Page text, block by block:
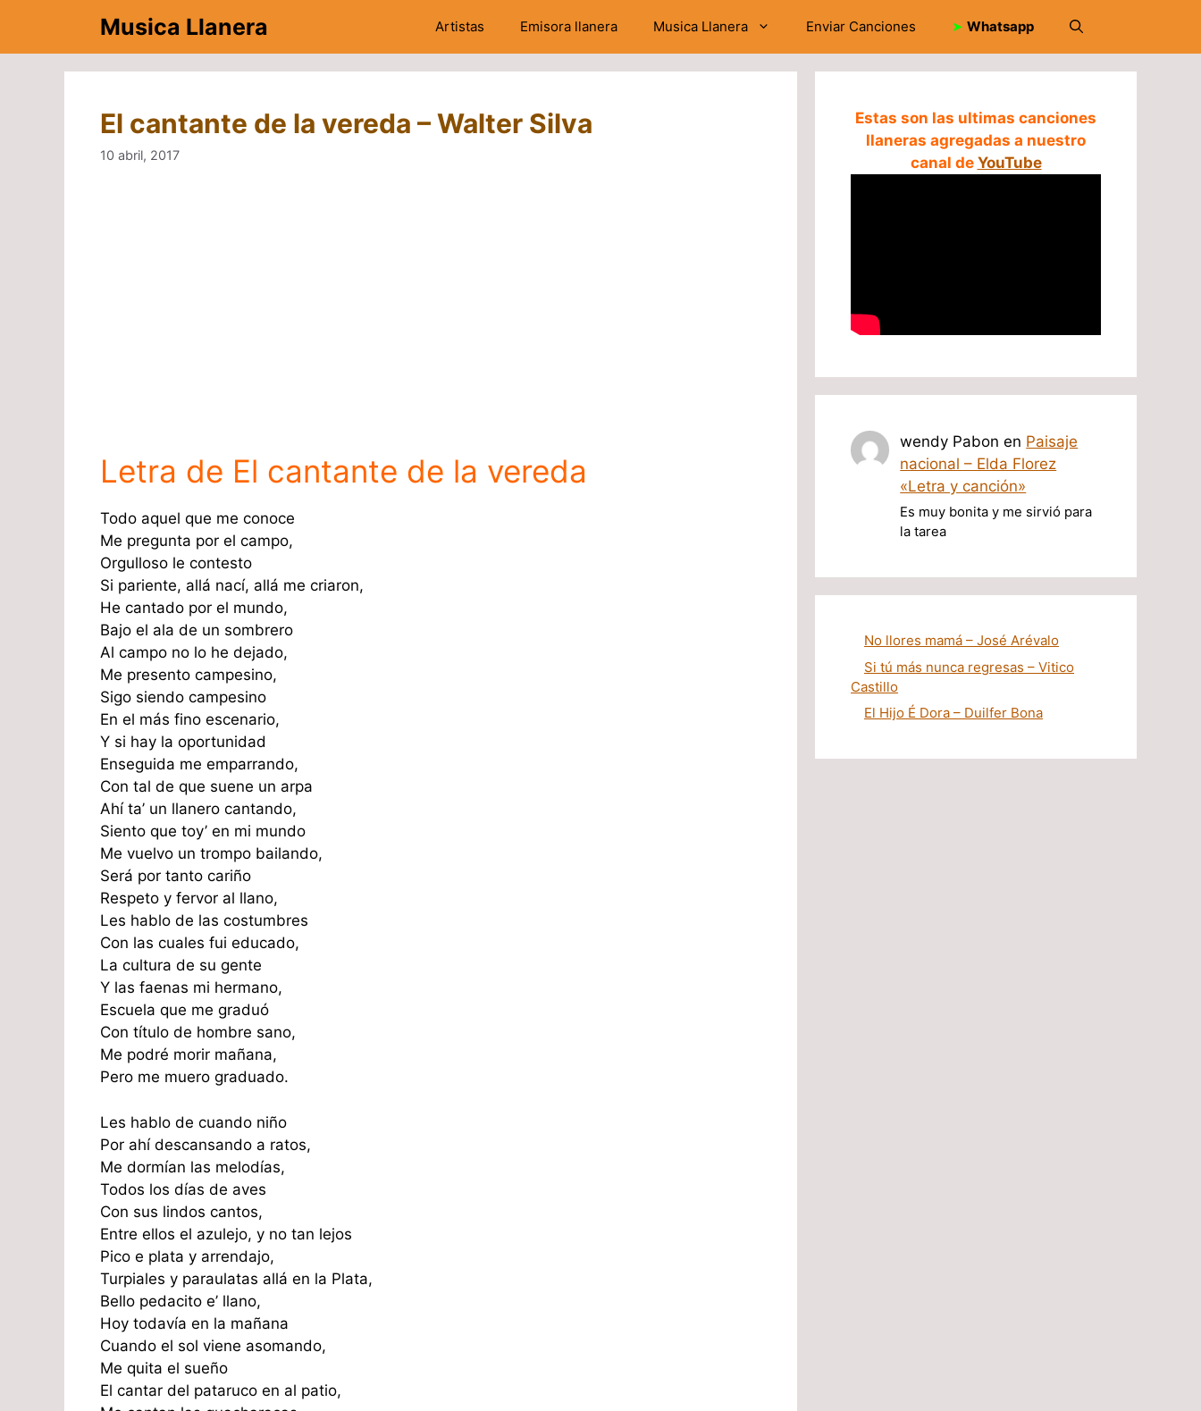
contenido
Musica Llanera Artistas Emisora llanera Musica Llanera Enviar Canciones ➤ Whatsapp
El cantante de la vereda – Walter Silva
10 abril, 2017
Letra de El cantante de la vereda
Todo aquel que me conoce
Me pregunta por el campo,
Orgulloso le contesto
Si pariente, allá nací, allá me criaron,
He cantado por el mundo,
Bajo el ala de un sombrero
Al campo no lo he dejado,
Me presento campesino,
Sigo siendo campesino
En el más fino escenario,
Y si hay la oportunidad
Enseguida me emparrando,
Con tal de que suene un arpa
Ahí ta’ un llanero cantando,
Siento que toy’ en mi mundo
Me vuelvo un trompo bailando,
Será por tanto cariño
Respeto y fervor al llano,
Les hablo de las costumbres
Con las cuales fui educado,
La cultura de su gente
Y las faenas mi hermano,
Escuela que me graduó
Con título de hombre sano,
Me podré morir mañana,
Pero me muero graduado.
Les hablo de cuando niño
Por ahí descansando a ratos,
Me dormían las melodías,
Todos los días de aves
Con sus lindos cantos,
Entre ellos el azulejo, y no tan lejos
Pico e plata y arrendajo,
Turpiales y paraulatas allá en la Plata,
Bello pedacito e’ llano,
Hoy todavía en la mañana
Cuando el sol viene asomando,
Me quita el sueño
El cantar del pataruco en al patio,
Estas son las ultimas canciones
llaneras agregadas a nuestro
canal de YouTube
wendy Pabon en Paisaje
nacional – Elda Florez
«Letra y canción»
Es muy bonita y me sirvió para
la tarea
No llores mamá – José Arévalo
Si tú más nunca regresas – Vitico
Castillo
El Hijo É Dora – Duilfer Bona